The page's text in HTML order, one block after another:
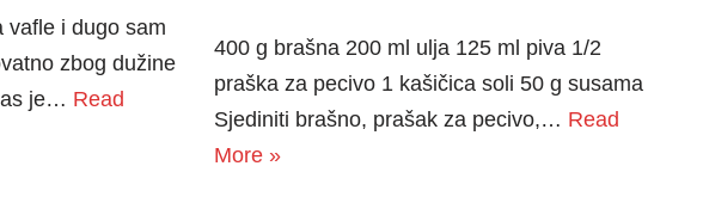
vafle i dugo sam
zbog dužine
je… Read
400 g brašna 200 ml ulja 125 ml piva 1/2
praška za pecivo 1 kašičica soli 50 g susama
Sjediniti brašno, prašak za pecivo,… Read
More »